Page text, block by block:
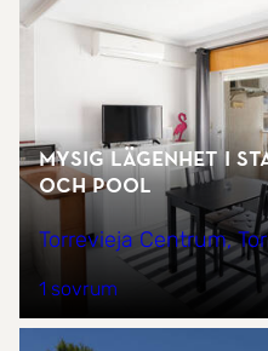
Mysig lägenhet i
och pool
Torrevieja Centrum,
1 sovrum